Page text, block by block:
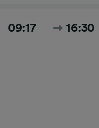
09:17 16:30